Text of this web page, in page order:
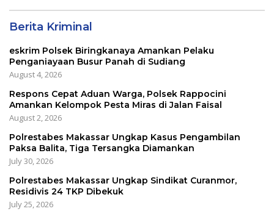
Berita Kriminal
eskrim Polsek Biringkanaya Amankan Pelaku
Penganiayaan Busur Panah di Sudiang
August 4, 2026
Respons Cepat Aduan Warga, Polsek Rappocini
Amankan Kelompok Pesta Miras di Jalan Faisal
August 2, 2026
Polrestabes Makassar Ungkap Kasus Pengambilan
Paksa Balita, Tiga Tersangka Diamankan
July 30, 2026
Polrestabes Makassar Ungkap Sindikat Curanmor,
Residivis 24 TKP Dibekuk
July 25, 2026